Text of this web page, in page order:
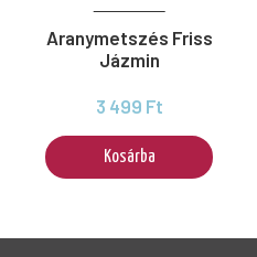
Aranymetszés Friss
Jázmin
3 499 Ft
Kosárba